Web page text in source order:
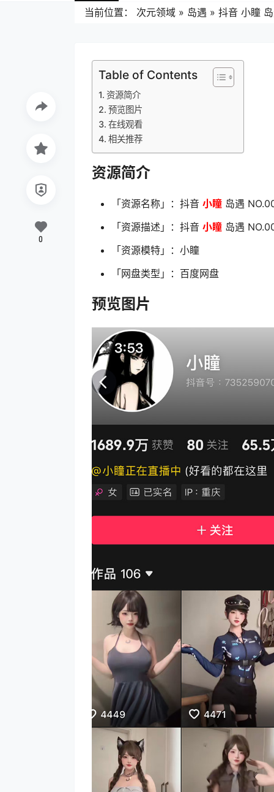
当前位置： 次元领域 » 岛遇 » 抖音 小瞳
Table of Contents
资源简介
预览图片
在线观看
相关推荐
资源简介
「资源名称」：抖音 小瞳 岛遇
「资源描述」：抖音 小瞳 岛遇
「资源模特」：小瞳
「网盘类型」：百度网盘
预览图片
0